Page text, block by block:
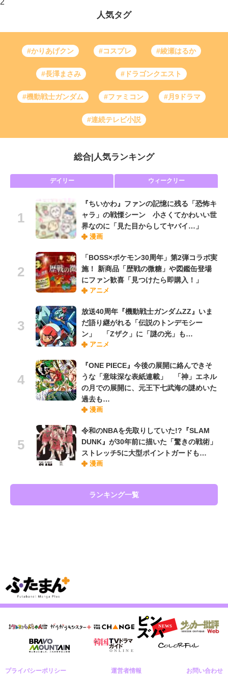
2
人気タグ
#かりあげクン #コスプレ #綾瀬はるか
#長澤まさみ #ドラゴンクエスト
#機動戦士ガンダム #ファミコン #月9ドラマ
#連続テレビ小説
総合 人気ランキング
デイリー ウィークリー
『ちいかわ』ファンの記憶に残る「恐怖キ
ャラ」の戦慄シーン 小さくてかわいい世
界なのに「見た目からしてヤバイ…」
漫画
「BOSS×ポケモン30周年」第2弾コラボ実
施！ 新商品「歴戦の微糖」や図鑑缶登場
にファン歓喜「見つけたら即購入！」
アニメ
放送40周年『機動戦士ガンダムZZ』いま
だ語り継がれる「伝説のトンデモシー
ン」 「Zザク」に「謎の光」も…
アニメ
『ONE PIECE』今後の展開に絡んできそ
うな「意味深な表紙連載」 「神」エネル
の月での展開に、元王下七武海の謎めいた
過去も…
漫画
令和のNBAを先取りしていた!?『SLAM
DUNK』が30年前に描いた「驚きの戦術」
ストレッチ5に大型ポイントガードも…
漫画
ランキング一覧
プライバシーポリシー 運営者情報 お問い合わせ